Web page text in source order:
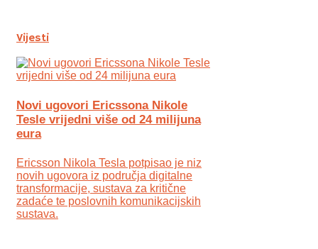
Vijesti
Novi ugovori Ericssona Nikole
Tesle vrijedni više od 24 milijuna
eura
Ericsson Nikola Tesla potpisao je niz
novih ugovora iz područja digitalne
transformacije, sustava za kritične
zadaće te poslovnih komunikacijskih
sustava.